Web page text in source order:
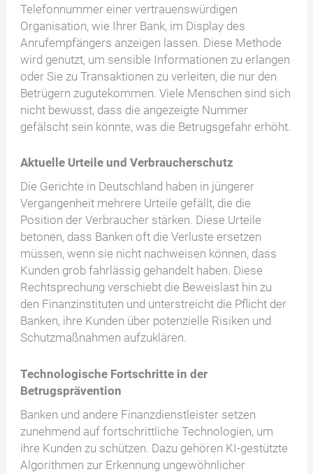
Telefonnummer einer vertrauenswürdigen
Organisation, wie Ihrer Bank, im Display des
Anrufempfängers anzeigen lassen. Diese Methode
wird genutzt, um sensible Informationen zu erlangen
oder Sie zu Transaktionen zu verleiten, die nur den
Betrügern zugutekommen. Viele Menschen sind sich
nicht bewusst, dass die angezeigte Nummer
gefälscht sein könnte, was die Betrugsgefahr erhöht.
Aktuelle Urteile und Verbraucherschutz
Die Gerichte in Deutschland haben in jüngerer
Vergangenheit mehrere Urteile gefällt, die die
Position der Verbraucher stärken. Diese Urteile
betonen, dass Banken oft die Verluste ersetzen
müssen, wenn sie nicht nachweisen können, dass
Kunden grob fahrlässig gehandelt haben. Diese
Rechtsprechung verschiebt die Beweislast hin zu
den Finanzinstituten und unterstreicht die Pflicht der
Banken, ihre Kunden über potenzielle Risiken und
Schutzmaßnahmen aufzuklären.
Technologische Fortschritte in der
Betrugsprävention
Banken und andere Finanzdienstleister setzen
zunehmend auf fortschrittliche Technologien, um
ihre Kunden zu schützen. Dazu gehören KI-gestützte
Algorithmen zur Erkennung ungewöhnlicher